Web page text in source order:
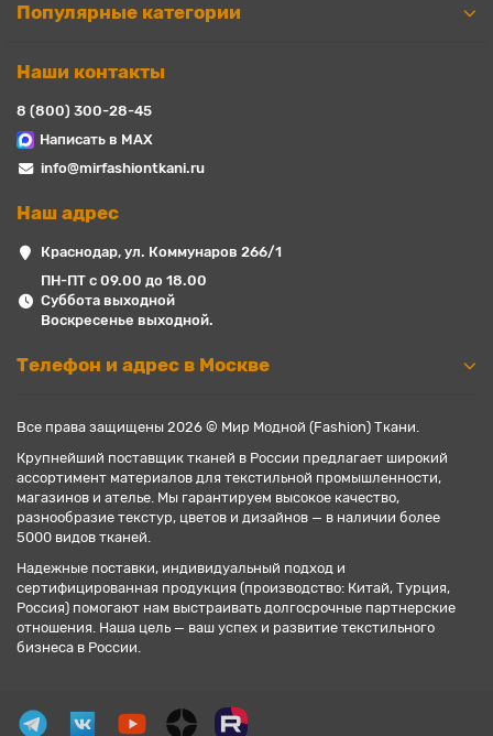
Популярные категории
Наши контакты
8 (800) 300-28-45
Написать в MAX
info@mirfashiontkani.ru
Наш адрес
Краснодар, ул. Коммунаров 266/1
ПН-ПТ с 09.00 до 18.00
Суббота выходной
Воскресенье выходной.
Телефон и адрес в Москве
Все права защищены 2026 © Мир Модной (Fashion) Ткани.
Крупнейший поставщик тканей в России предлагает широкий
ассортимент материалов для текстильной промышленности,
магазинов и ателье. Мы гарантируем высокое качество,
разнообразие текстур, цветов и дизайнов — в наличии более
5000 видов тканей.
Надежные поставки, индивидуальный подход и
сертифицированная продукция (производство: Китай, Турция,
Россия) помогают нам выстраивать долгосрочные партнерские
отношения. Наша цель — ваш успех и развитие текстильного
бизнеса в России.